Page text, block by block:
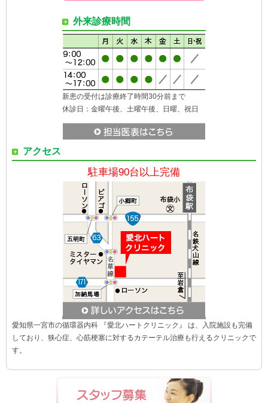
外来診療時間
新患の受付は診療終了時間30分前まで
休診日：金曜午後、土曜午後、日曜、祝日
アクセス
駐車場90台以上完備
愛知県一宮市の循環器内科 『愛北ハートクリニック』 は、入院施設も完備
しており、狭心症、心筋梗塞に対するカテーテル治療も行えるクリニックで
す。